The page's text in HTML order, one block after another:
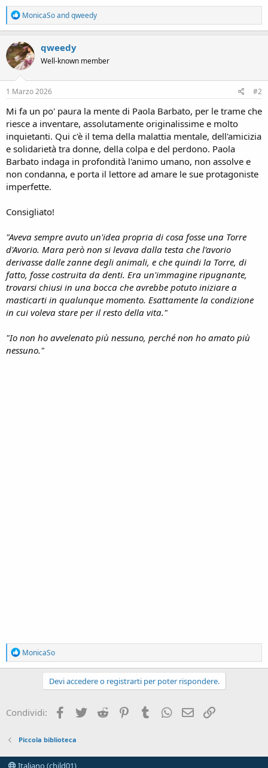
R
e
a
c
t
i
o
n
s
MonicaSoandqweedy
qweedy
Well-known member
1 Marzo 2026 #2
Mi fa un po' paura la mente di Paola Barbato, per le trame che
riesce a inventare, assolutamente originalissime e molto
inquietanti. Qui c'è il tema della malattia mentale, dell'amicizia
e solidarietà tra donne, della colpa e del perdono. Paola
Barbato indaga in profondità l'animo umano, non assolve e
non condanna, e porta il lettore ad amare le sue protagoniste
imperfette.
Consigliato!
"Aveva sempre avuto un'idea propria di cosa fosse una Torre
d'Avorio. Mara però non si levava dalla testa che l'avorio
derivasse dalle zanne degli animali, e che quindi la Torre, di
fatto, fosse costruita da denti. Era un'immagine ripugnante,
trovarsi chiusi in una bocca che avrebbe potuto iniziare a
masticarti in qualunque momento. Esattamente la condizione
in cui voleva stare per il resto della vita."
"Io non ho avvelenato più nessuno, perché non ho amato più
nessuno."
R
e
a
o
n
:
MonicaSo
Devi accedere o registrarti per poter rispondere.
Condividi: Facebook
Twitter Reddit PinterestTumblrWhatsApp
e-mail
Piccola biblioteca
Italiano (child01)